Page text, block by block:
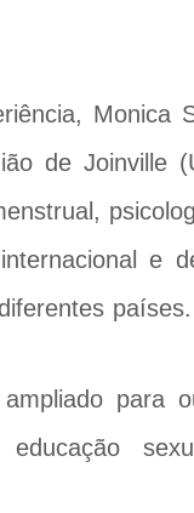
Monica
de Joinville
e
países.
para
educação